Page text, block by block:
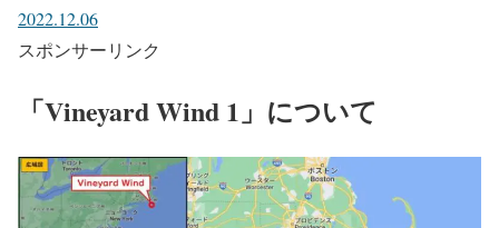
2022.12.06
スポンサーリンク
「Vineyard Wind 1」について